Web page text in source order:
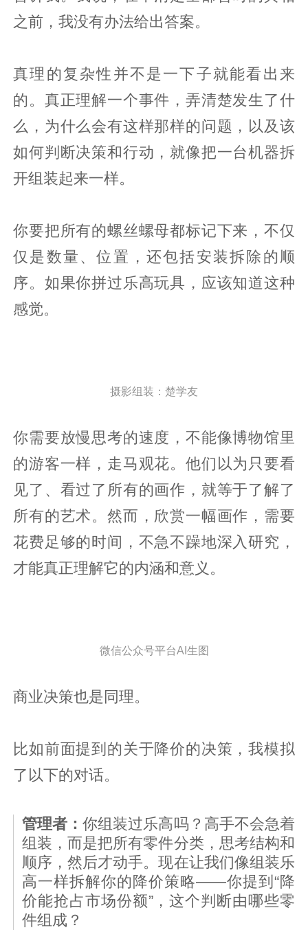
之前，我没有办法给出答案。
真理的复杂性并不是一下子就能看出来
的。真正理解一个事件，弄清楚发生了什
么，为什么会有这样那样的问题，以及该
如何判断决策和行动，就像把一台机器拆
开组装起来一样。
你要把所有的螺丝螺母都标记下来，不仅
仅是数量、位置，还包括安装拆除的顺
序。如果你拼过乐高玩具，应该知道这种
感觉。
摄影组装：楚学友
你需要放慢思考的速度，不能像博物馆里
的游客一样，走马观花。他们以为只要看
见了、看过了所有的画作，就等于了解了
所有的艺术。然而，欣赏一幅画作，需要
花费足够的时间，不急不躁地深入研究，
才能真正理解它的内涵和意义。
微信公众号平台AI生图
商业决策也是同理。
比如前面提到的关于降价的决策，我模拟
了以下的对话。
管理者：你组装过乐高吗？高手不会急着
组装，而是把所有零件分类，思考结构和
顺序，然后才动手。现在让我们像组装乐
高一样拆解你的降价策略——你提到“降
价能抢占市场份额”，这个判断由哪些零
件组成？